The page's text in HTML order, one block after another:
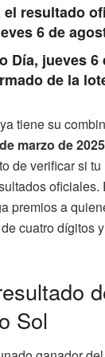
resultado
6 de
Día, jueves 6
de la
ya tiene su
marzo de 2025
de verificar si tu
oficiales.
premios a
cuatro dígitos
Sol